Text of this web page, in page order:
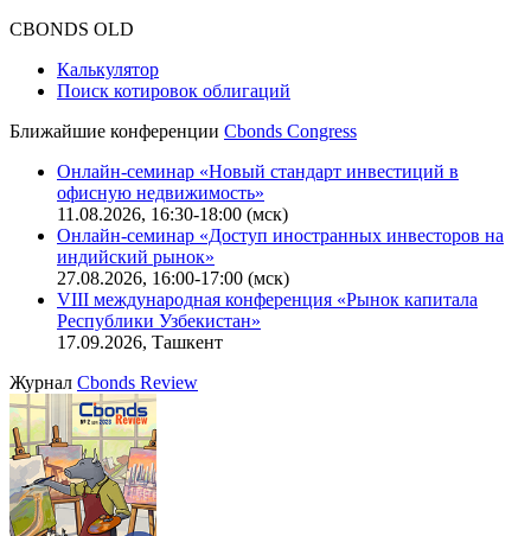
CBONDS OLD
Калькулятор
Поиск котировок облигаций
Ближайшие конференции Cbonds Congress
Онлайн-семинар «Новый стандарт инвестиций в
офисную недвижимость»
11.08.2026, 16:30-18:00 (мск)
Онлайн-семинар «Доступ иностранных инвесторов на
индийский рынок»
27.08.2026, 16:00-17:00 (мск)
VIII международная конференция «Рынок капитала
Республики Узбекистан»
17.09.2026, Ташкент
Журнал Cbonds Review